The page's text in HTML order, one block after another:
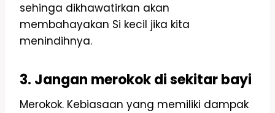
sehinga dikhawatirkan akan
membahayakan Si kecil jika kita
menindihnya.
3. Jangan merokok di sekitar bayi
Merokok. Kebiasaan yang memiliki dampak